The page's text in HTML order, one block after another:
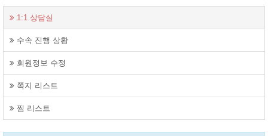
1:1 상담실
수속 진행 상황
회원정보 수정
쪽지 리스트
찜 리스트